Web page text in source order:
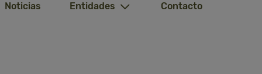
Noticias Entidades Contacto